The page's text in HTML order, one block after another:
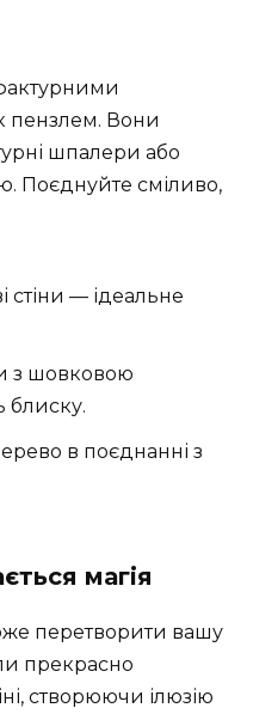
пензлем. Вони
шпалери або
Поєднуйте сміливо,
стіни — ідеальне
з шовковою
блиску.
в поєднанні з
магія
перетворити вашу
прекрасно
створюючи ілюзію